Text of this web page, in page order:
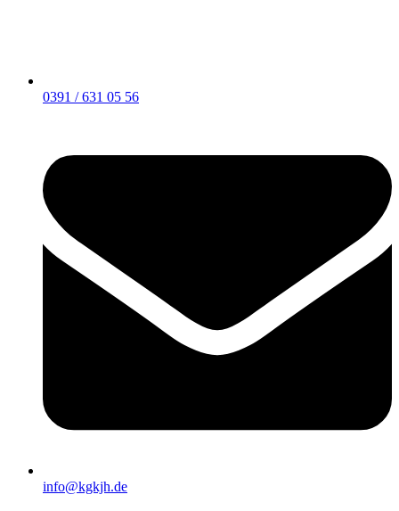
0391 / 631 05 56
info@kgkjh.de